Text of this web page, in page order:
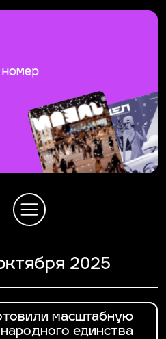
2025
масштабную
единства